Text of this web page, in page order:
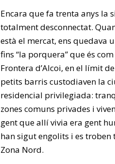
Encara que fa trenta anys la
totalment desconnectat.
està el mercat, ens quedava
fins “la porquera” que és
Frontera d’Alcoi, en el límit
petits barris custodiaven la
residencial privilegiada:
zones comuns privades i
gent que allí vivia era gent
han sigut engolits i es
Zona Nord.